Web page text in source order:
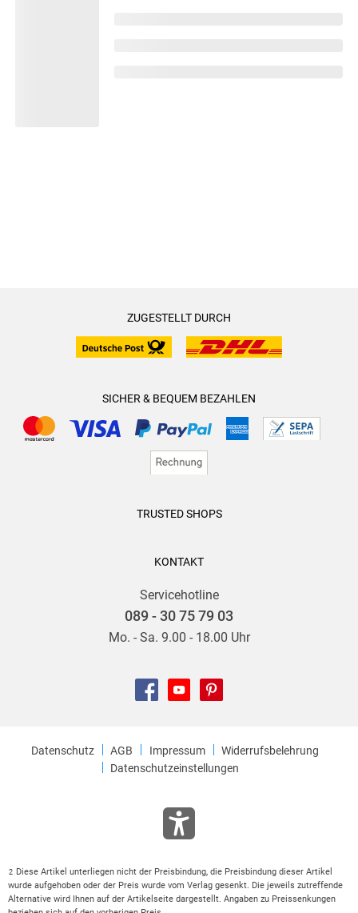
ZUGESTELLT DURCH
SICHER & BEQUEM BEZAHLEN
TRUSTED SHOPS
KONTAKT
Servicehotline
089 - 30 75 79 03
Mo. - Sa. 9.00 - 18.00 Uhr
Datenschutz AGB Impressum
Widerrufsbelehrung
Datenschutzeinstellungen
2
Diese Artikel unterliegen nicht der Preisbindung, die Preisbindung dieser Artikel
wurde aufgehoben oder der Preis wurde vom Verlag gesenkt. Die jeweils zutreffende
Alternative wird Ihnen auf der Artikelseite dargestellt. Angaben zu Preissenkungen